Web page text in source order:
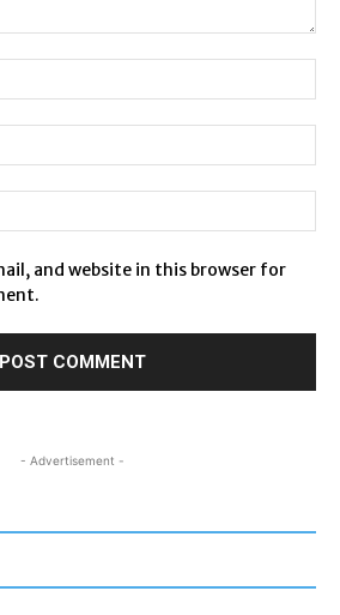
and website in this browser for
- Advertisement -